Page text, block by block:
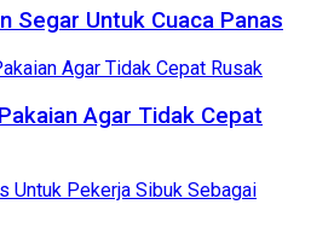
Segar Untuk Cuaca Panas
Agar Tidak Cepat